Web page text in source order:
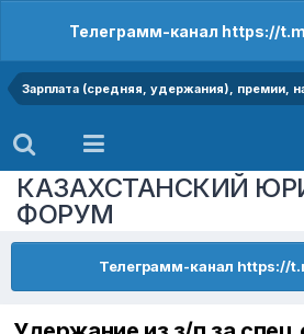
Телеграмм-канал https://
Зарплата (средняя, удержания), премии,
КАЗАХСТАНСКИЙ
ФОРУМ
Телеграмм-канал https://